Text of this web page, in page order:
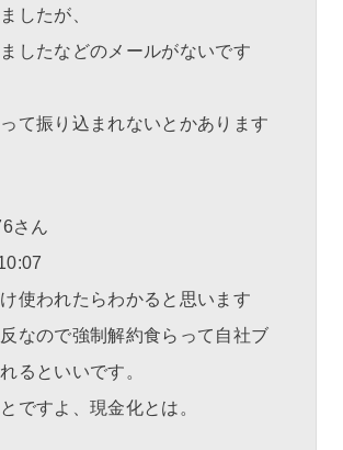
したが、
したなどのメールがないです
て振り込まれないとかあります
さん
使われたらわかると思います
なので強制解約食らって自社ブ
るといいです。
ですよ、現金化とは。